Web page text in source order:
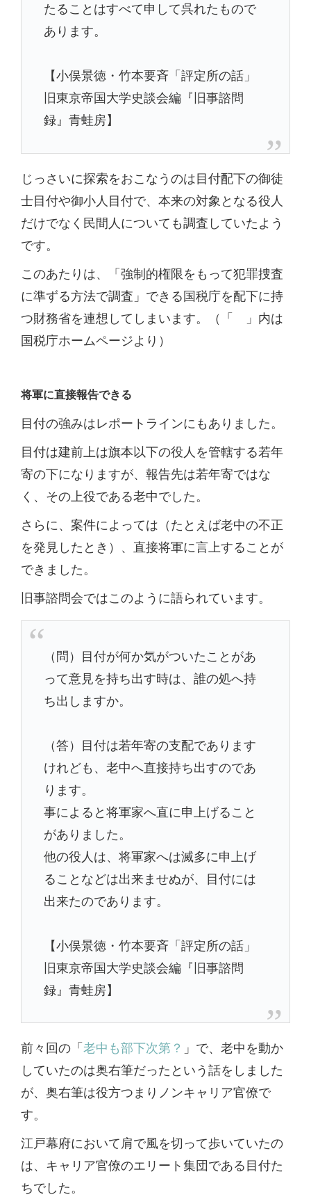
たることはすべて申して呉れたもので
あります。
【小俣景徳・竹本要斉「評定所の話」
旧東京帝国大学史談会編『旧事諮問
録』青蛙房】
じっさいに探索をおこなうのは目付配下の御徒
士目付や御小人目付で、本来の対象となる役人
だけでなく民間人についても調査していたよう
です。
このあたりは、「強制的権限をもって犯罪捜査
に準ずる方法で調査」できる国税庁を配下に持
つ財務省を連想してしまいます。（「 」内は
国税庁ホームページより）
将軍に直接報告できる
目付の強みはレポートラインにもありました。
目付は建前上は旗本以下の役人を管轄する若年
寄の下になりますが、報告先は若年寄ではな
く、その上役である老中でした。
さらに、案件によっては（たとえば老中の不正
を発見したとき）、直接将軍に言上することが
できました。
旧事諮問会ではこのように語られています。
（問）目付が何か気がついたことがあ
って意見を持ち出す時は、誰の処へ持
ち出しますか。
（答）目付は若年寄の支配であります
けれども、老中へ直接持ち出すのであ
ります。
事によると将軍家へ直に申上げること
がありました。
他の役人は、将軍家へは滅多に申上げ
ることなどは出来ませぬが、目付には
出来たのであります。
【小俣景徳・竹本要斉「評定所の話」
旧東京帝国大学史談会編『旧事諮問
録』青蛙房】
前々回の「老中も部下次第？ 」で、老中を動か
していたのは奥右筆だったという話をしました
が、奥右筆は役方つまりノンキャリア官僚で
す。
江戸幕府において肩で風を切って歩いていたの
は、キャリア官僚のエリート集団である目付た
ちでした。